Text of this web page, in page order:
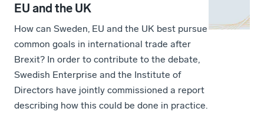
EU and the UK
How can Sweden, EU and the UK best pursue
common goals in international trade after
Brexit? In order to contribute to the debate,
Swedish Enterprise and the Institute of
Directors have jointly commissioned a report
describing how this could be done in practice.